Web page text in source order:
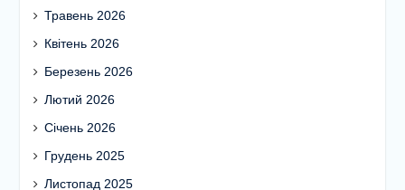
Травень 2026
Квітень 2026
Березень 2026
Лютий 2026
Січень 2026
Грудень 2025
Листопад 2025